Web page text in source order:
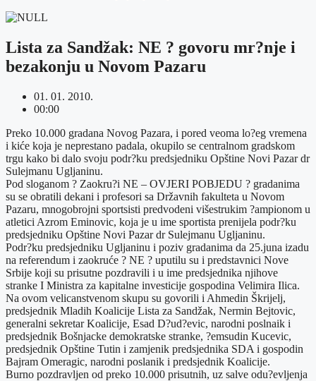
Lista za Sandžak: NE ? govoru mr?nje i
bezakonju u Novom Pazaru
01. 01. 2010.
00:00
Preko 10.000 gradana Novog Pazara, i pored veoma lo?eg vremena
i kiće koja je neprestano padala, okupilo se centralnom gradskom
trgu kako bi dalo svoju podr?ku predsjedniku Opštine Novi Pazar dr
Sulejmanu Ugljaninu.
Pod sloganom ? Zaokru?i NE – OVJERI POBJEDU ? gradanima
su se obratili dekani i profesori sa Državnih fakulteta u Novom
Pazaru, mnogobrojni sportsisti predvodeni višestrukim ?ampionom u
atletici Azrom Eminovic, koja je u ime sportista prenijela podr?ku
predsjedniku Opštine Novi Pazar dr Sulejmanu Ugljaninu.
Podr?ku predsjedniku Ugljaninu i poziv gradanima da 25.juna izadu
na referendum i zaokruće ? NE ? uputilu su i predstavnici Nove
Srbije koji su prisutne pozdravili i u ime predsjednika njihove
stranke I Ministra za kapitalne investicije gospodina Velimira Ilica.
Na ovom velicanstvenom skupu su govorili i Ahmedin Škrijelj,
predsjednik Mladih Koalicije Lista za Sandžak, Nermin Bejtovic,
generalni sekretar Koalicije, Esad D?ud?evic, narodni poslnaik i
predsjednik Bošnjacke demokratske stranke, ?emsudin Kucevic,
predsjednik Opštine Tutin i zamjenik predsjednika SDA i gospodin
Bajram Omeragic, narodni poslanik i predsjednik Koalicije.
Burno pozdravljen od preko 10.000 prisutnih, uz salve odu?evljenja